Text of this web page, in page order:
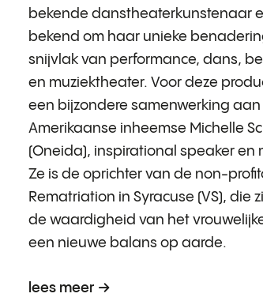
bekende danstheaterkunstenaar
bekend om haar unieke
snijvlak van performance, dans,
en muziektheater. Voor deze
een bijzondere samenwerking
Amerikaanse inheemse Michelle
(Oneida), inspirational speaker en
Ze is de oprichter van de non-
Rematriation in Syracuse (VS), die
de waardigheid van het
een nieuwe balans op aarde.
lees meer